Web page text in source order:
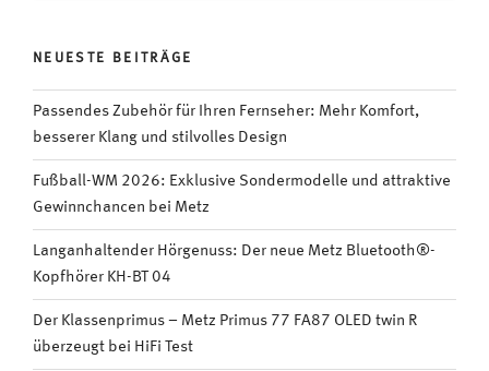
NEUESTE BEITRÄGE
Passendes Zubehör für Ihren Fernseher: Mehr Komfort,
besserer Klang und stilvolles Design
Fußball-WM 2026: Exklusive Sondermodelle und attraktive
Gewinnchancen bei Metz
Langanhaltender Hörgenuss: Der neue Metz Bluetooth®-
Kopfhörer KH-BT 04
Der Klassenprimus – Metz Primus 77 FA87 OLED twin R
überzeugt bei HiFi Test